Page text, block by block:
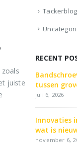
juiste
RECENT
tussen
juli 6, 2026
Innovaties
wat is
november 6,